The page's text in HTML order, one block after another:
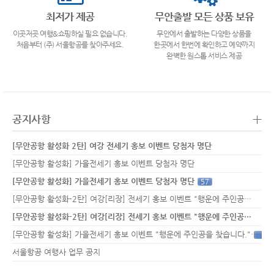
최저가 제공
이곳저곳 여행&쇼핑하실 필요 없습니다.
처음부터 (주) 서울항공를 찾아주세요.
무안출발 모든 상품 보유
무안에서 출발하는 다양한 상품을
한곳에서 한번에 확인하고 예약까지
완벽한 원스톱 서비스 제공
공지사항 +
[무안공항 활성화 2탄] 여강 전세기 홍보 이벤트 당첨자 명단
[무안공항 활성화] 가을전세기 홍보 이벤트 당첨자 명단
[무안공항 활성화] 가을전세기 홍보 이벤트 당첨자 명단
57
[무안공항 활성화-2탄] 여강[리장] 전세기 홍보 이벤트 "행운에 주인공…
[무안공항 활성화-2탄] 여강[리장] 전세기 홍보 이벤트 "행운에 주인공…
[무안공항 활성화] 가을전세기 홍보 이벤트 "행운에 주인공을 찾습니다."33
서울항공 여행사 업무 공지